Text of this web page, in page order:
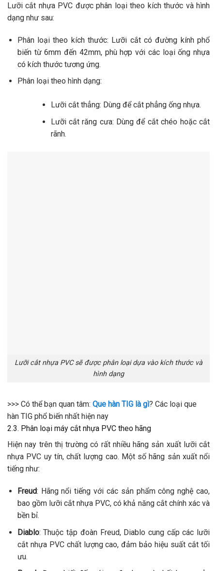
Lưỡi cắt nhựa PVC được phân loại theo kích thước và hình
dạng như sau:
Phân loại theo kích thước: Lưỡi cắt có đường kính phổ
biến từ 6mm đến 42mm, phù hợp với các loại ống nhựa
có kích thước tương ứng.
Phân loại theo hình dạng:
Lưỡi cắt thẳng: Dùng để cắt phẳng ống nhựa.
Lưỡi cắt răng cưa: Dùng để cắt chéo hoặc cắt
rãnh.
Lưỡi cắt nhựa PVC sẽ được phân loại dựa vào kích thước và
hình dạng
>>> Có thể bạn quan tâm: Que hàn TIG là gì? Các loại que
hàn TIG phổ biến nhất hiện nay
2.3. Phân loại máy cắt nhựa PVC theo hãng
Hiện nay trên thị trường có rất nhiều hãng sản xuất lưỡi cắt
nhựa PVC uy tín, chất lượng cao. Một số hãng sản xuất nổi
tiếng như:
Freud: Hãng nổi tiếng với các sản phẩm công nghệ cao,
bao gồm lưỡi cắt nhựa PVC, có khả năng cắt chính xác và
bền bỉ.
Diablo: Thuộc tập đoàn Freud, Diablo cung cấp các lưỡi
cắt nhựa PVC chất lượng cao, đảm bảo hiệu suất cắt tối
ưu.